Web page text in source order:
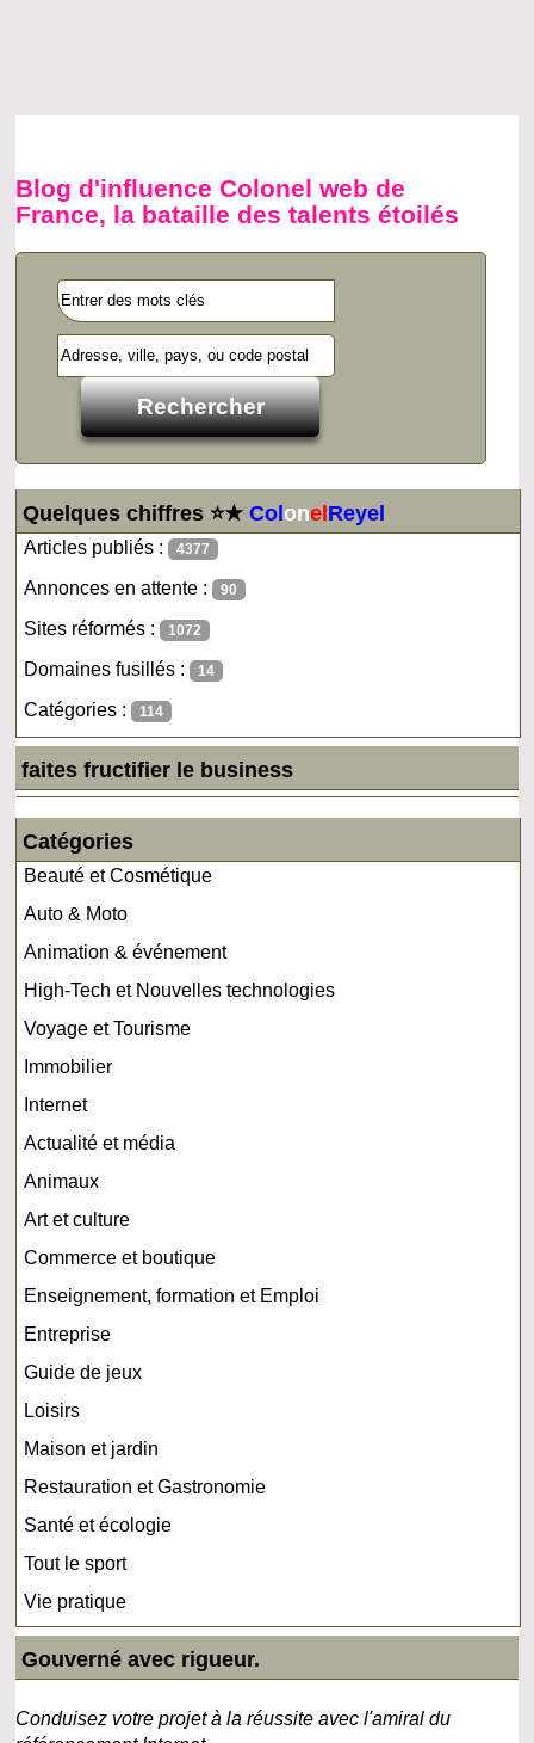
Blog d'influence Colonel web de
France, la bataille des talents étoilés
Quelques chiffres ⭐★ColonelReyel
Articles publiés : 4377
Annonces en attente : 90
Sites réformés : 1072
Domaines fusillés : 14
Catégories : 114
faites fructifier le business
Catégories
Beauté et Cosmétique
Auto & Moto
Animation & événement
High-Tech et Nouvelles technologies
Voyage et Tourisme
Immobilier
Internet
Actualité et média
Animaux
Art et culture
Commerce et boutique
Enseignement, formation et Emploi
Entreprise
Guide de jeux
Loisirs
Maison et jardin
Restauration et Gastronomie
Santé et écologie
Tout le sport
Vie pratique
Gouverné avec rigueur.
Conduisez votre projet à la réussite avec l'amiral du